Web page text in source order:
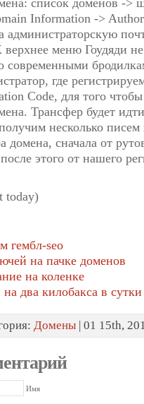
список доменов ->
Information ->
администраторскую
меню Гоудяди
современными
где
Code, для того чтобы
Трансфер будет
несколько писем
домена, сначала от
этого от нашего
today)
гембл-seo
на пачке доменов
на коленке
два килобакса в сутки
Домены | 01 15th,
Имя